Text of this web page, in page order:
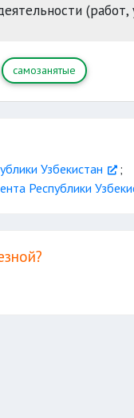
(работ,
самозанятые
Узбекистан
;
Республики